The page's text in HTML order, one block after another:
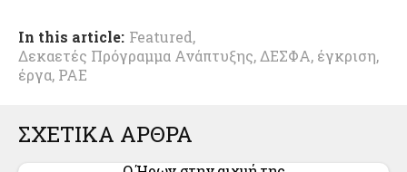
In this article: Featured,
Δεκαετές Πρόγραμμα Ανάπτυξης, ΔΕΣΦΑ, έγκριση,
έργα, ΡΑΕ
ΣΧΕΤΙΚΑ ΑΡΘΡΑ